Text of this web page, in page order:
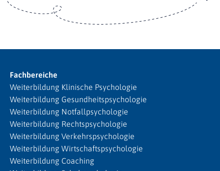
Fachbereiche
Weiterbildung Klinische Psychologie
Weiterbildung Gesundheitspsychologie
Weiterbildung Notfallpsychologie
Weiterbildung Rechtspsychologie
Weiterbildung Verkehrspsychologie
Weiterbildung Wirtschaftspsychologie
Weiterbildung Coaching